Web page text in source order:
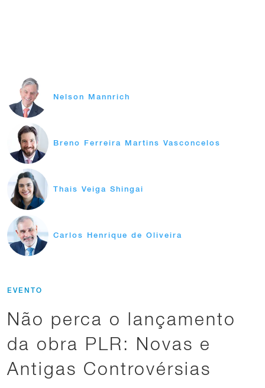
Nelson Mannrich
Breno Ferreira Martins Vasconcelos
Thais Veiga Shingai
Carlos Henrique de Oliveira
EVENTO
Não perca o lançamento
da obra PLR: Novas e
Antigas Controvérsias